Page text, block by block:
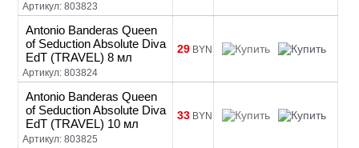
Артикул: 803823
Antonio Banderas Queen
of Seduction Absolute Diva
EdT (TRAVEL) 8 мл
Артикул: 803824
29 BYN
Antonio Banderas Queen
of Seduction Absolute Diva
EdT (TRAVEL) 10 мл
Артикул: 803825
33 BYN